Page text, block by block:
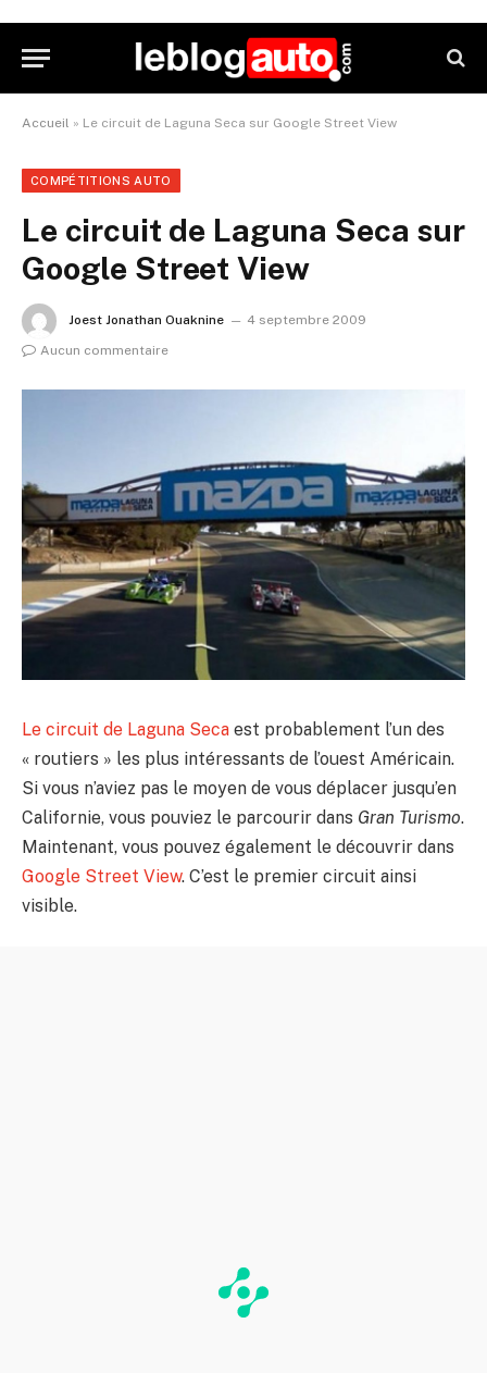
Accueil » Le circuit de Laguna Seca sur Google Street View
COMPÉTITIONS AUTO
Le circuit de Laguna Seca sur
Google Street View
Joest Jonathan Ouaknine
4 septembre 2009
Aucun commentaire
Le circuit de Laguna Seca est probablement l’un des
« routiers » les plus intéressants de l’ouest Américain.
Si vous n’aviez pas le moyen de vous déplacer jusqu’en
Californie, vous pouviez le parcourir dans Gran Turismo.
Maintenant, vous pouvez également le découvrir dans
Google Street View. C’est le premier circuit ainsi
visible.